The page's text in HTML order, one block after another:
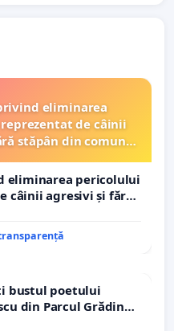
eliminarea
de câinii
stăpân din comuna
eliminarea pericolului
câinii agresivi și fără
Tunari
bustul poetului
din Parcul Grădina
culturale!